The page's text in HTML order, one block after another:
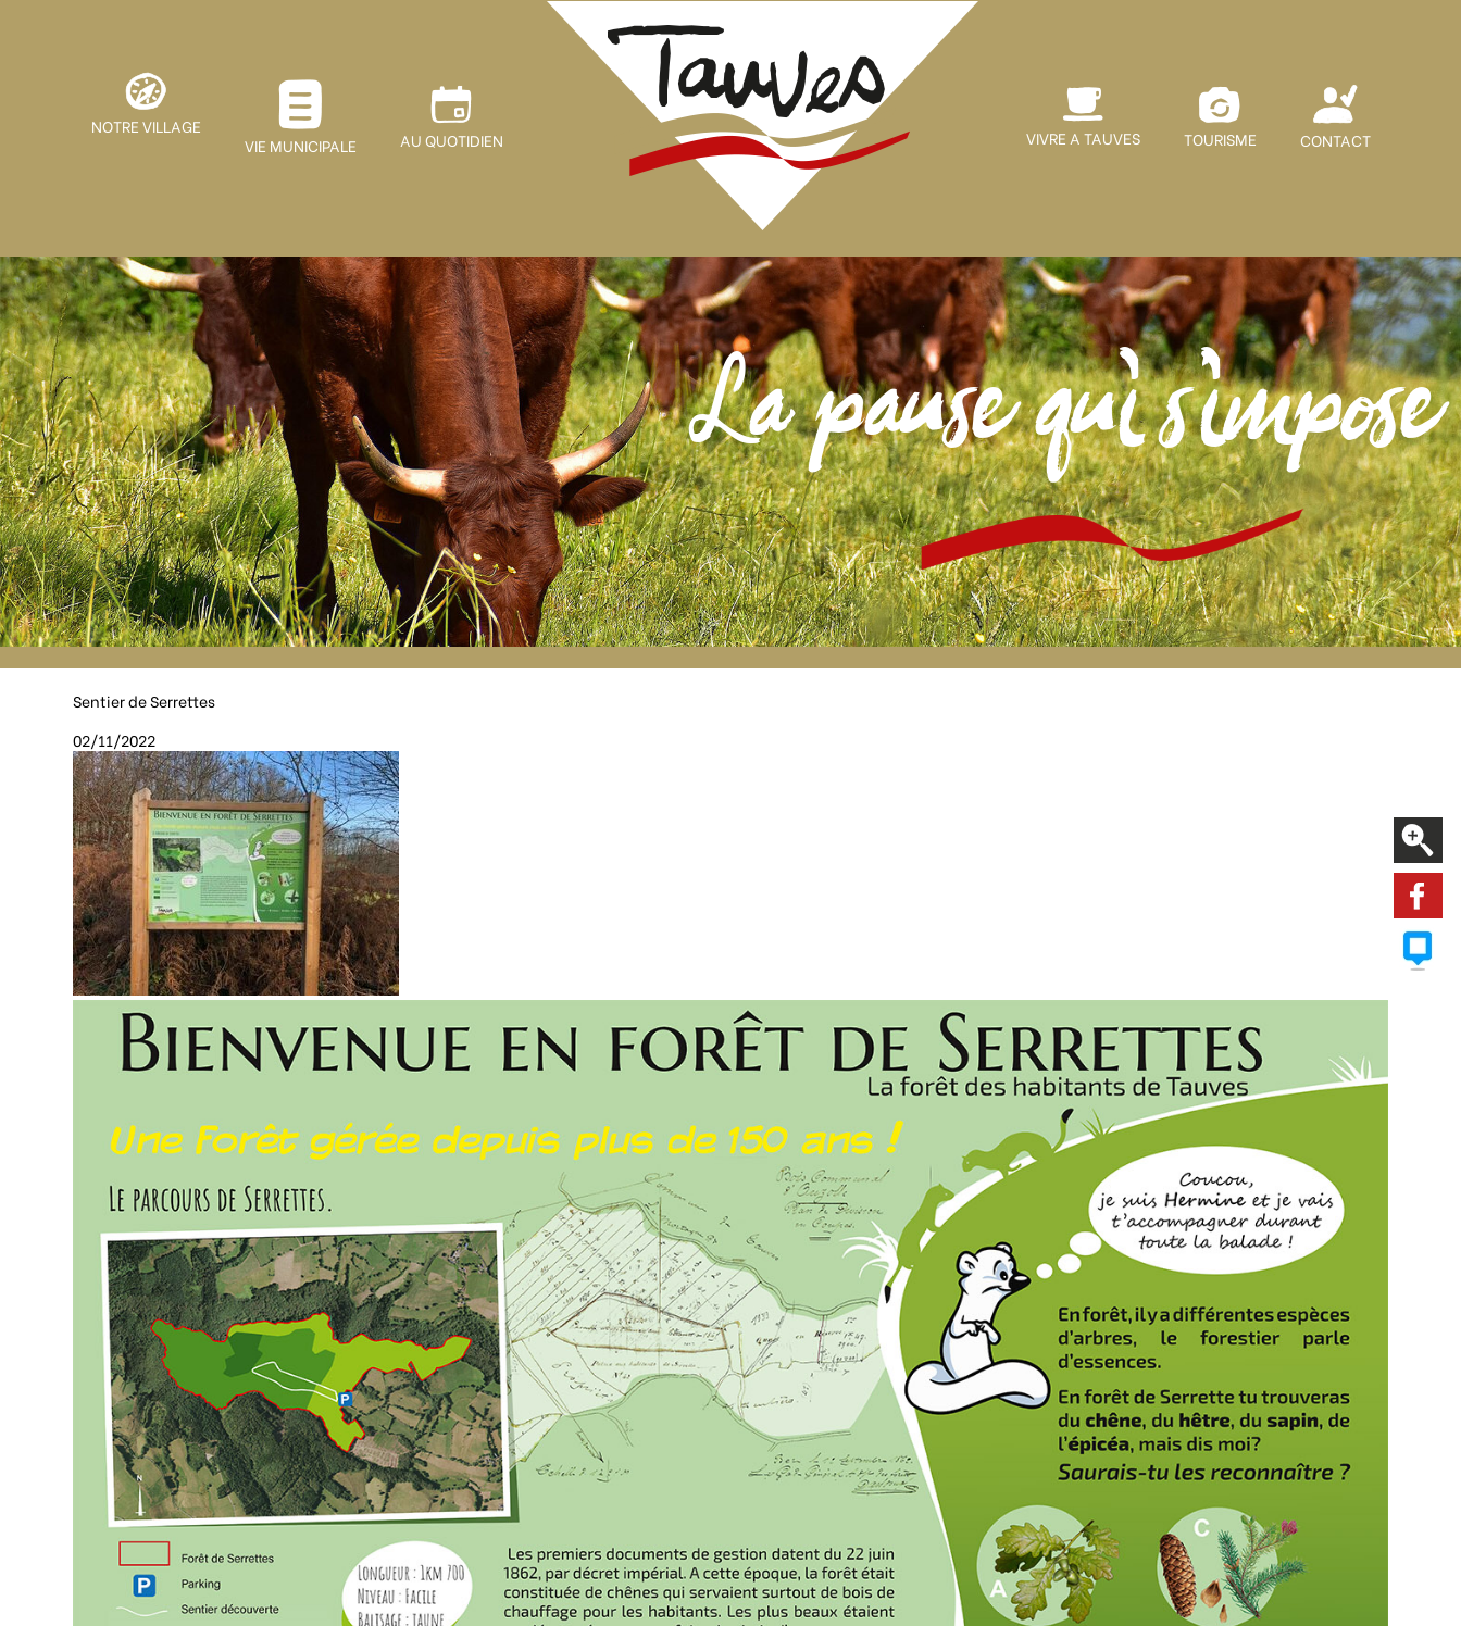
NOTRE VILLAGE
VIE MUNICIPALE
AU QUOTIDIEN VIVRE A TAUVES TOURISME CONTACT
La pause qui s'impose
Sentier de Serrettes
02/11/2022